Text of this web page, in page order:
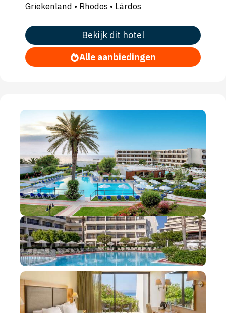
Griekenland • Rhodos • Lárdos
Bekijk dit hotel
Alle aanbiedingen